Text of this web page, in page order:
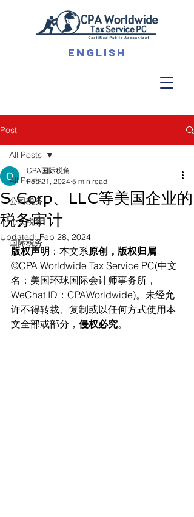
English
Post
All Posts
公司税务
个人税务
国际税务
All Posts
S Corp、LLC等美国企业的
税务审计
CPA国际税角
Feb 21, 2024 5 min read
Updated:Feb 28, 2024
版权声明 ：本文系原创，版权归属
©CPA Worldwide Tax Service PC(中文
名：美国环球国际会计师事务所，
WeChat ID：CPAWorldwide)。未经允
许不得转载、复制或以任何方式使用本
文全部或部分， 侵权必究。